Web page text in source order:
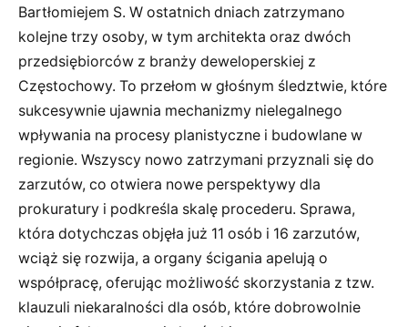
Bartłomiejem S. W ostatnich dniach zatrzymano
kolejne trzy osoby, w tym architekta oraz dwóch
przedsiębiorców z branży deweloperskiej z
Częstochowy. To przełom w głośnym śledztwie, które
sukcesywnie ujawnia mechanizmy nielegalnego
wpływania na procesy planistyczne i budowlane w
regionie. Wszyscy nowo zatrzymani przyznali się do
zarzutów, co otwiera nowe perspektywy dla
prokuratury i podkreśla skalę procederu. Sprawa,
która dotychczas objęła już 11 osób i 16 zarzutów,
wciąż się rozwija, a organy ścigania apelują o
współpracę, oferując możliwość skorzystania z tzw.
klauzuli niekaralności dla osób, które dobrowolnie